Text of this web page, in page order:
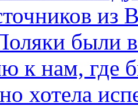
из
были
к нам, где
хотела